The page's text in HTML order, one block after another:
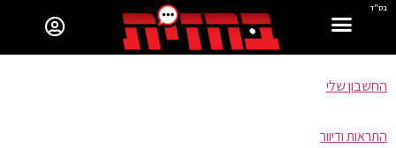
בס"ד
החשבון שלי
התראות ודיוור